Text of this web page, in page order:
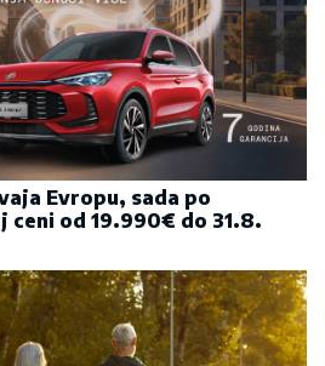
Evropu, sada po
od 19.990€ do 31.8.